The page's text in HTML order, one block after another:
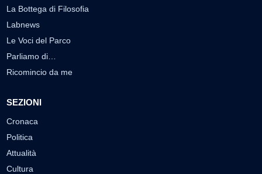
La Bottega di Filosofia
Labnews
Le Voci del Parco
Parliamo di…
Ricomincio da me
SEZIONI
Cronaca
Politica
Attualità
Cultura